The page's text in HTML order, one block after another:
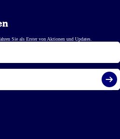
Sie als Erster von Aktionen und Updates.